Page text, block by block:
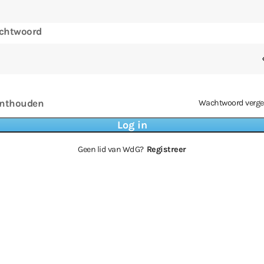
Wachtwoord
Geen lid van WdG? Registreer